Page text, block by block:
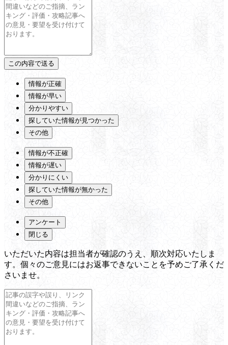
情報が正確
情報が早い
分かりやすい
探していた情報が見つかった
その他
情報が不正確
情報が遅い
分かりにくい
探していた情報が無かった
その他
アンケート
閉じる
いただいた内容は担当者が確認のうえ、順次対応いたしま
す。個々のご意見にはお返事できないことを予めご了承くだ
さいませ。